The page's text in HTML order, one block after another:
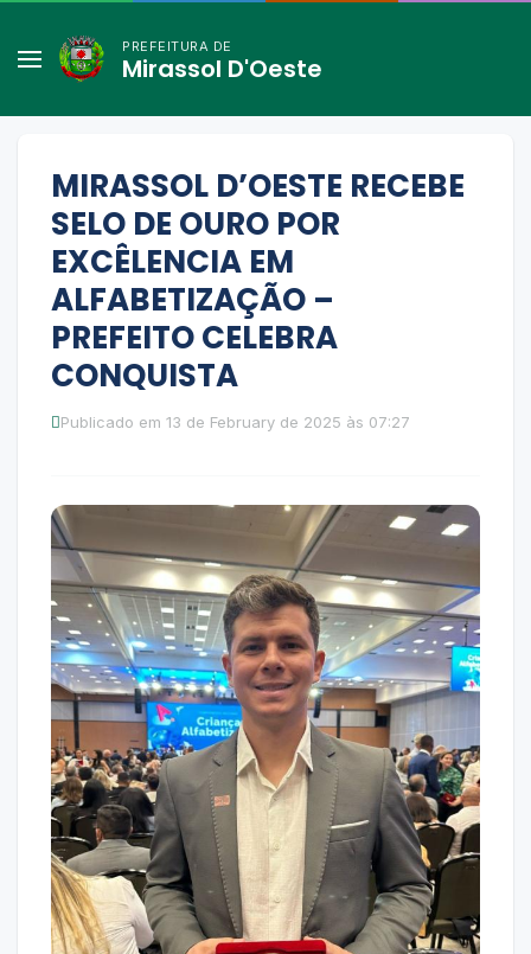
PREFEITURA DE
Mirassol D'Oeste
MIRASSOL D’OESTE RECEBE
SELO DE OURO POR
EXCÊLENCIA EM
ALFABETIZAÇÃO –
PREFEITO CELEBRA
CONQUISTA
Publicado em 13 de February de 2025 às 07:27